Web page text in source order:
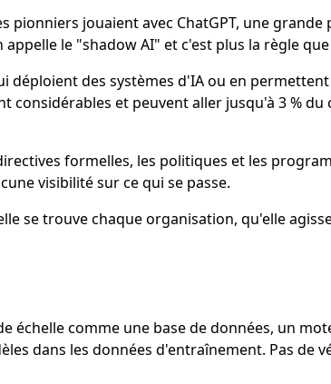
pionniers jouaient avec ChatGPT, une
le "shadow AI" et c'est plus la règle
déploient des systèmes d'IA ou en
considérables et peuvent aller jusqu'à 3 %
formelles, les politiques et les
visibilité sur ce qui se passe.
se trouve chaque organisation, qu'elle
comme une base de données, un
dans les données d'entraînement. Pas de